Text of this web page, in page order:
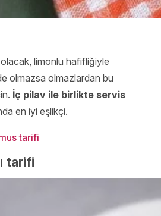
limonlu hafifliğiyle
olmazsa olmazlardan bu
İç pilav ile birlikte servis
en iyi eşlikçi.
tarifi
tarifi